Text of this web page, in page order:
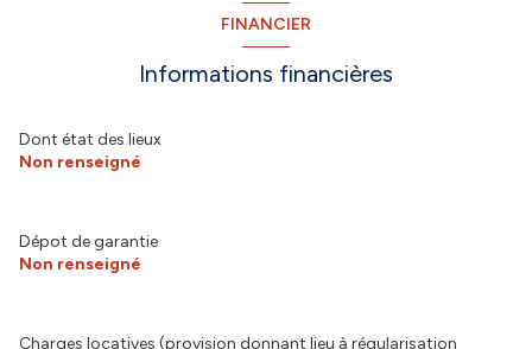
FINANCIER
Informations financières
Dont état des lieux
Non renseigné
Dépot de garantie
Non renseigné
Charges locatives (provision donnant lieu à régularisation